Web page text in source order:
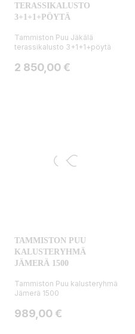
TERASSIKALUSTO
3+1+1+PÖYTÄ
Tammiston Puu Jäkälä
terassikalusto 3+1+1+pöytä
Hinta
2 850,00 €
TAMMISTON PUU
KALUSTERYHMÄ
JÄMERÄ 1500
Tammiston Puu kalusteryhmä
Jämerä 1500
Hinta
989,00 €